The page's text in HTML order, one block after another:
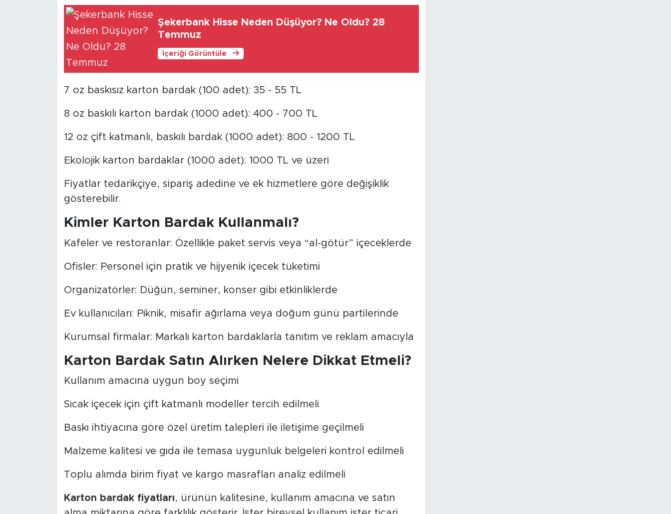
Şekerbank Hisse Neden Düşüyor? Ne Oldu? 28
Temmuz
İçeriği Görüntüle
7 oz baskısız karton bardak (100 adet): 35 - 55 TL
8 oz baskılı karton bardak (1000 adet): 400 - 700 TL
12 oz çift katmanlı, baskılı bardak (1000 adet): 800 - 1200 TL
Ekolojik karton bardaklar (1000 adet): 1000 TL ve üzeri
Fiyatlar tedarikçiye, sipariş adedine ve ek hizmetlere göre değişiklik
gösterebilir.
Kimler Karton Bardak Kullanmalı?
Kafeler ve restoranlar: Özellikle paket servis veya “al-götür” içeceklerde
Ofisler: Personel için pratik ve hijyenik içecek tüketimi
Organizatörler: Düğün, seminer, konser gibi etkinliklerde
Ev kullanıcıları: Piknik, misafir ağırlama veya doğum günü partilerinde
Kurumsal firmalar: Markalı karton bardaklarla tanıtım ve reklam amacıyla
Karton Bardak Satın Alırken Nelere Dikkat Etmeli?
Kullanım amacına uygun boy seçimi
Sıcak içecek için çift katmanlı modeller tercih edilmeli
Baskı ihtiyacına göre özel üretim talepleri ile iletişime geçilmeli
Malzeme kalitesi ve gıda ile temasa uygunluk belgeleri kontrol edilmeli
Toplu alımda birim fiyat ve kargo masrafları analiz edilmeli
Karton bardak fiyatları, ürünün kalitesine, kullanım amacına ve satın